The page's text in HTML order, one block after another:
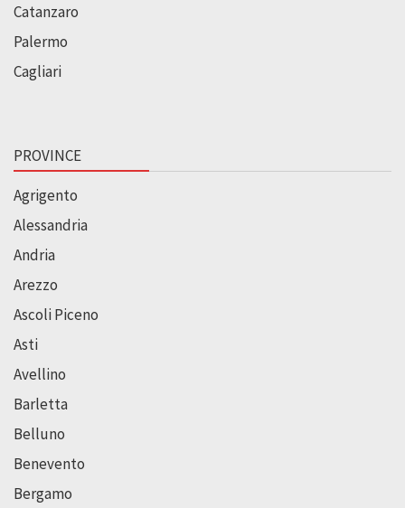
Catanzaro
Palermo
Cagliari
PROVINCE
Agrigento
Alessandria
Andria
Arezzo
Ascoli Piceno
Asti
Avellino
Barletta
Belluno
Benevento
Bergamo